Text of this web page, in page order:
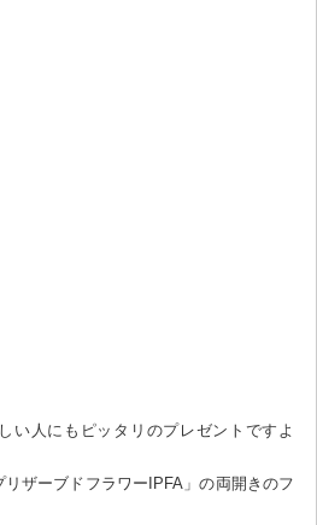
い人にもピッタリのプレゼントですよ
ザーブドフラワーIPFA」の両開きのフ